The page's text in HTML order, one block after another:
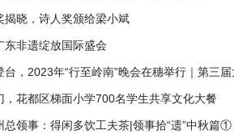
揭晓，诗人奖颁给梁小斌
东非遗绽放国际盛会
台，2023年“行至岭南”晚会在穗举行｜第三
，花都区梯面小学700名学生共享文化大餐
总领事：得闲多饮工夫茶|领事拾“遗”中秋篇①